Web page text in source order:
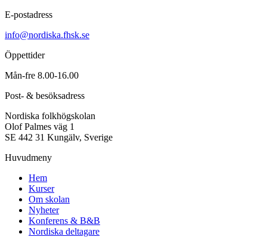
E-postadress
info@nordiska.fhsk.se
Öppettider
Mån-fre 8.00-16.00
Post- & besöksadress
Nordiska folkhögskolan
Olof Palmes väg 1
SE 442 31 Kungälv, Sverige
Huvudmeny
Hem
Kurser
Om skolan
Nyheter
Konferens & B&B
Nordiska deltagare